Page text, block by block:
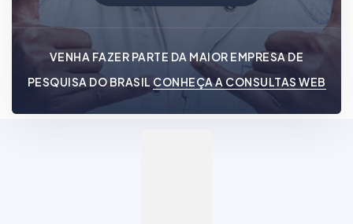
VENHA FAZER PARTE DA MAIOR EMPRESA DE
PESQUISA DO BRASIL CONHEÇA A CONSULTAS WEB